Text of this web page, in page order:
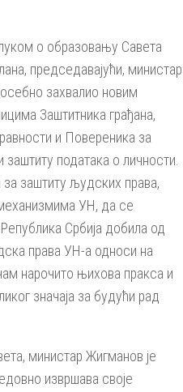
о образовању Савета
председавајући, министар
захвалио новим
Заштитника грађана,
и Повереника за
заштиту података о личности.
заштиту људских права,
УН, да се
Република Србија добила од
права УН-а односи на
нарочито њихова пракса и
значаја за будући рад
министар Жигманов је
извршава своје